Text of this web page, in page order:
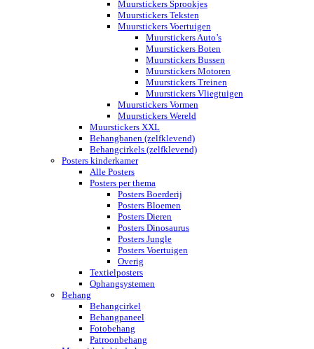
Muurstickers Sprookjes
Muurstickers Teksten
Muurstickers Voertuigen
Muurstickers Auto’s
Muurstickers Boten
Muurstickers Bussen
Muurstickers Motoren
Muurstickers Treinen
Muurstickers Vliegtuigen
Muurstickers Vormen
Muurstickers Wereld
Muurstickers XXL
Behangbanen (zelfklevend)
Behangcirkels (zelfklevend)
Posters kinderkamer
Alle Posters
Posters per thema
Posters Boerderij
Posters Bloemen
Posters Dieren
Posters Dinosaurus
Posters Jungle
Posters Voertuigen
Overig
Textielposters
Ophangsystemen
Behang
Behangcirkel
Behangpaneel
Fotobehang
Patroonbehang